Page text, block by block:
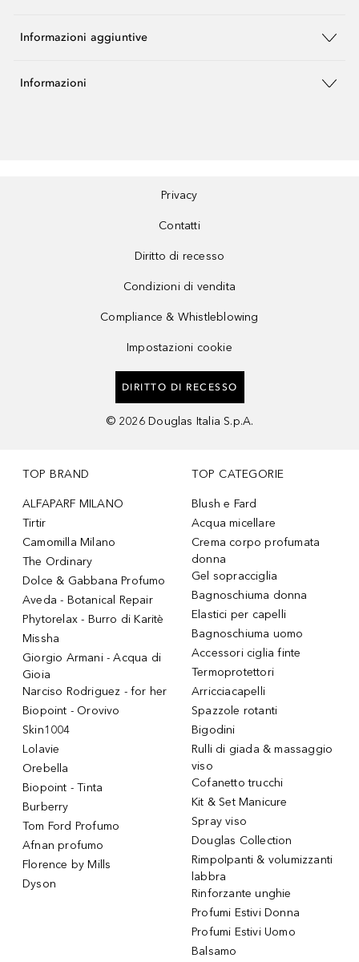
Informazioni aggiuntive
Informazioni
Privacy
Contatti
Diritto di recesso
Condizioni di vendita
Compliance & Whistleblowing
Impostazioni cookie
DIRITTO DI RECESSO
© 2026 Douglas Italia S.p.A.
TOP BRAND
ALFAPARF MILANO
Tirtir
Camomilla Milano
The Ordinary
Dolce & Gabbana Profumo
Aveda - Botanical Repair
Phytorelax - Burro di Karitè
Missha
Giorgio Armani - Acqua di
Gioia
Narciso Rodriguez - for her
Biopoint - Orovivo
Skin1004
Lolavie
Orebella
Biopoint - Tinta
Burberry
Tom Ford Profumo
Afnan profumo
Florence by Mills
Dyson
TOP CATEGORIE
Blush e Fard
Acqua micellare
Crema corpo profumata
donna
Gel sopracciglia
Bagnoschiuma donna
Elastici per capelli
Bagnoschiuma uomo
Accessori ciglia finte
Termoprotettori
Arricciacapelli
Spazzole rotanti
Bigodini
Rulli di giada & massaggio
viso
Cofanetto trucchi
Kit & Set Manicure
Spray viso
Douglas Collection
Rimpolpanti & volumizzanti
labbra
Rinforzante unghie
Profumi Estivi Donna
Profumi Estivi Uomo
Balsamo